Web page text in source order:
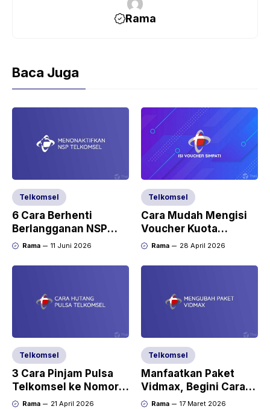
Rama
Baca Juga
Telkomsel
6 Cara Berhenti
Berlangganan NSP
Telkomsel PERMANEN
Rama 11 Juni 2026
Telkomsel
Cara Mudah Mengisi
Voucher Kuota
Telkomsel
Rama 28 April 2026
Telkomsel
3 Cara Pinjam Pulsa
Telkomsel ke Nomor
Sendiri
Rama 21 April 2026
Telkomsel
Manfaatkan Paket
Vidmax, Begini Cara
Mengubah ke Kuota
Rama 17 Maret 2026